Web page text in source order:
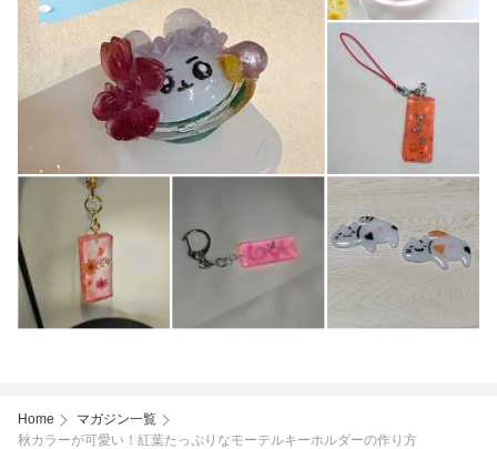
Home
マガジン一覧
秋カラーが可愛い！紅葉たっぷりなモーテルキーホルダーの作り方